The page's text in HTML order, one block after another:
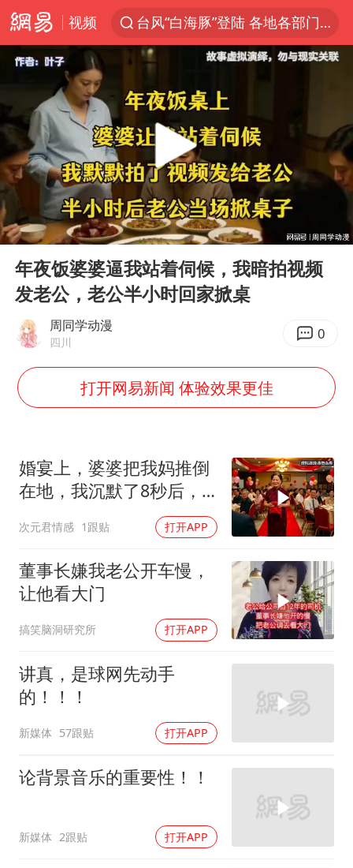
视频
台风“白海豚”登陆 各地各部门全力应对
20岁中国富二代在泰国被杀
人形机器人第一股
多地银行上调存款利率
上海地铁4条线路全线停运
白海豚路径图
NBA传奇教练老尼尔森去世
武汉3名城管协管员殴打摊主被刑拘
4.2平卫生间补漏注胶花1.55万
宇树申购 中一签有望赚20万元
手机真会“偷听”我们说话吗
梅婷12岁女儿百花奖发言
从科技创新看开局起步的时与势
Play
00:00
年夜饭婆婆逼我站着伺候，我暗拍视频
发老公，老公半小时回家掀桌
周同学动漫
四川 0
打开网易新闻 体验效果更佳
婚宴上，婆婆把我妈推倒
在地，我沉默了8秒后，
次元君情感 1跟贴 打开APP
董事长嫌我老公开车慢，
让他看大门
搞笑脑洞研究所 打开APP
讲真，是球网先动手
的！！！
新媒体 57跟贴 打开APP
论背景音乐的重要性！！
新媒体 2跟贴 打开APP